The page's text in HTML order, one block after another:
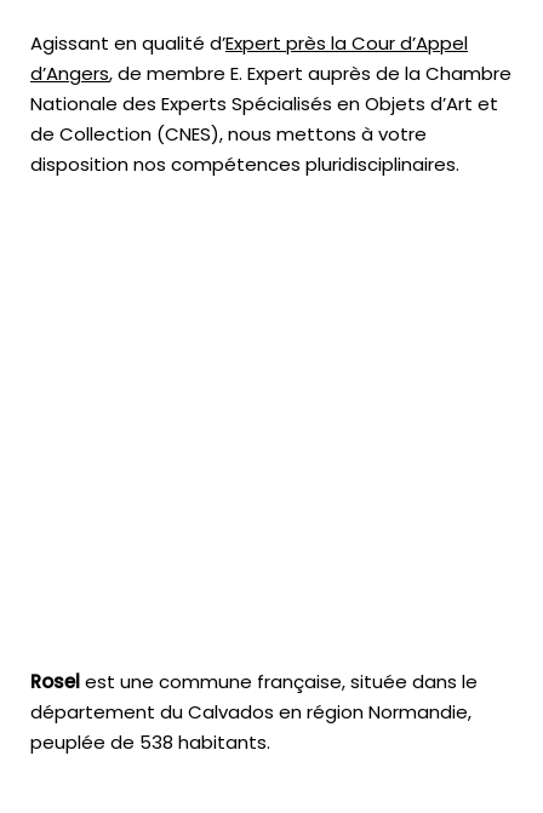
Agissant en qualité d’Expert près la Cour d’Appel
d’Angers, de membre E. Expert auprès de laChambre
Nationale des Experts Spécialisés en Objets d’Art et
de Collection (CNES),nous mettons à votre
disposition nos compétences pluridisciplinaires.
Roselest une commune française, située dans le
département du Calvados en région Normandie,
peuplée de 538 habitants.